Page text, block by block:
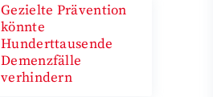
Gezielte Prävention
könnte
Hunderttausende
Demenzfälle
verhindern